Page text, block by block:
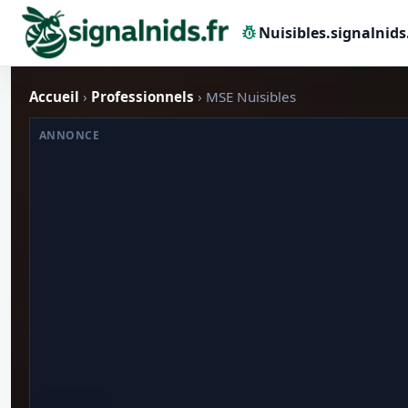
pest_control
Accueil › Professionnels › MSE Nuisibles
ANNONCE